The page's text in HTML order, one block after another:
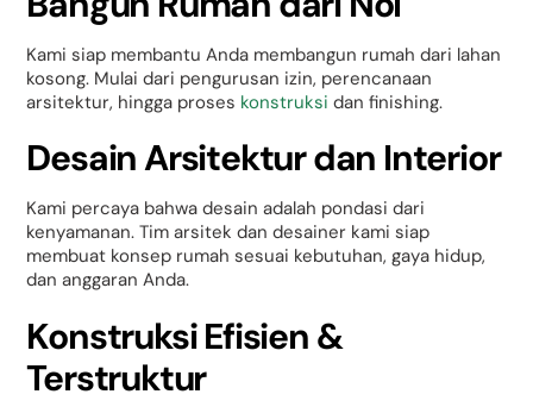
Kami siap membantu Anda membangun rumah dari lahan
kosong. Mulai dari pengurusan izin, perencanaan
arsitektur, hingga proses konstruksi dan finishing.
Desain Arsitektur dan Interior
Kami percaya bahwa desain adalah pondasi dari
kenyamanan. Tim arsitek dan desainer kami siap
membuat konsep rumah sesuai kebutuhan, gaya hidup,
dan anggaran Anda.
Konstruksi Efisien &
Terstruktur